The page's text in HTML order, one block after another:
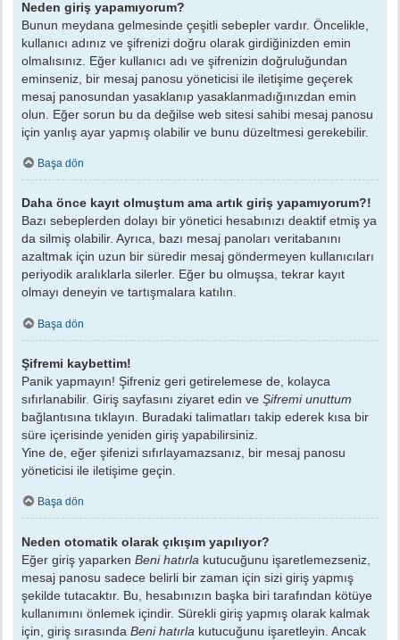
Neden giriş yapamıyorum?
Bunun meydana gelmesinde çeşitli sebepler vardır. Öncelikle,
kullanıcı adınız ve şifrenizi doğru olarak girdiğinizden emin
olmalısınız. Eğer kullanıcı adı ve şifrenizin doğruluğundan
eminseniz, bir mesaj panosu yöneticisi ile iletişime geçerek
mesaj panosundan yasaklanıp yasaklanmadığınızdan emin
olun. Eğer sorun bu da değilse web sitesi sahibi mesaj panosu
için yanlış ayar yapmış olabilir ve bunu düzeltmesi gerekebilir.
Başa dön
Daha önce kayıt olmuştum ama artık giriş yapamıyorum?!
Bazı sebeplerden dolayı bir yönetici hesabınızı deaktif etmiş ya
da silmiş olabilir. Ayrıca, bazı mesaj panoları veritabanını
azaltmak için uzun bir süredir mesaj göndermeyen kullanıcıları
periyodik aralıklarla silerler. Eğer bu olmuşsa, tekrar kayıt
olmayı deneyin ve tartışmalara katılın.
Başa dön
Şifremi kaybettim!
Panik yapmayın! Şifreniz geri getirelemese de, kolayca
sıfırlanabilir. Giriş sayfasını ziyaret edin ve Şifremi unuttum
bağlantısına tıklayın. Buradaki talimatları takip ederek kısa bir
süre içerisinde yeniden giriş yapabilirsiniz.
Yine de, eğer şifenizi sıfırlayamazsanız, bir mesaj panosu
yöneticisi ile iletişime geçin.
Başa dön
Neden otomatik olarak çıkışım yapılıyor?
Eğer giriş yaparken Beni hatırla kutucuğunu işaretlemezseniz,
mesaj panosu sadece belirli bir zaman için sizi giriş yapmış
şekilde tutacaktır. Bu, hesabınızın başka biri tarafından kötüye
kullanımını önlemek içindir. Sürekli giriş yapmış olarak kalmak
için, giriş sırasında Beni hatırla kutucuğunu işaretleyin. Ancak